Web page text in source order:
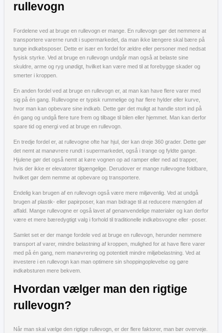
rullevogn
Fordelene ved at bruge en rullevogn er mange. En rullevogn gør det nemmere at
transportere varerne rundt i supermarkedet, da man ikke længere skal bære på
tunge indkøbsposer. Dette er især en fordel for ældre eller personer med nedsat
fysisk styrke. Ved at bruge en rullevogn undgår man også at belaste sine
skuldre, arme og ryg unødigt, hvilket kan være med til at forebygge skader og
smerter i kroppen.
En anden fordel ved at bruge en rullevogn er, at man kan have flere varer med
sig på én gang. Rullevogne er typisk rummelige og har flere hylder eller kurve,
hvor man kan opbevare sine indkøb. Dette gør det muligt at handle stort ind på
én gang og undgå flere ture frem og tilbage til bilen eller hjemmet. Man kan derfor
spare tid og energi ved at bruge en rullevogn.
En tredje fordel er, at rullevogne ofte har hjul, der kan dreje 360 grader. Dette gør
det nemt at manøvrere rundt i supermarkedet, også i trange og fyldte gange.
Hjulene gør det også nemt at køre vognen op ad ramper eller ned ad trapper,
hvis der ikke er elevatorer tilgængelige. Derudover er mange rullevogne foldbare,
hvilket gør dem nemme at opbevare og transportere.
Endelig kan brugen af en rullevogn også være mere miljøvenlig. Ved at undgå
brugen af plastik- eller papirposer, kan man bidrage til at reducere mængden af
affald. Mange rullevogne er også lavet af genanvendelige materialer og kan derfor
være et mere bæredygtigt valg i forhold til traditionelle indkøbsvogne eller -poser.
Samlet set er der mange fordele ved at bruge en rullevogn, herunder nemmere
transport af varer, mindre belastning af kroppen, mulighed for at have flere varer
med på én gang, nem manøvrering og potentielt mindre miljøbelastning. Ved at
investere i en rullevogn kan man optimere sin shoppingoplevelse og gøre
indkøbsturen mere bekvem.
Hvordan vælger man den rigtige
rullevogn?
Når man skal vælge den rigtige rullevogn, er der flere faktorer, man bør overveje.